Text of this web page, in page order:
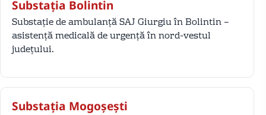
Substația Bolintin
Substație de ambulanță SAJ Giurgiu în Bolintin –
asistență medicală de urgență în nord-vestul
județului.
Substația Mogoșești